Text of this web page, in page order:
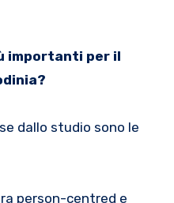
importanti per il
dallo studio sono le
person-centred e